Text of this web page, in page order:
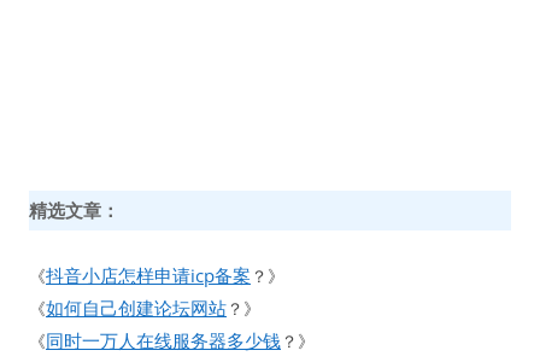
精选文章：
《抖音小店怎样申请icp备案 ？》
《如何自己创建论坛网站 ？》
《同时一万人在线服务器多少钱 ？》